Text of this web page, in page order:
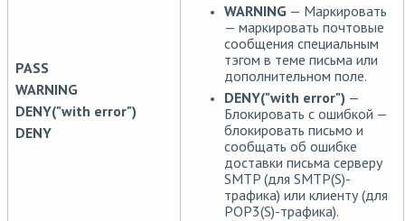
PASS
WARNING
DENY("with error")
DENY
WARNING — Маркировать
— маркировать почтовые
сообщения специальным
тэгом в теме письма или
дополнительном поле.
DENY("with error") —
Блокировать с ошибкой —
блокировать письмо и
сообщать об ошибке
доставки письма серверу
SMTP (для SMTP(S)-
трафика) или клиенту (для
POP3(S)-трафика).